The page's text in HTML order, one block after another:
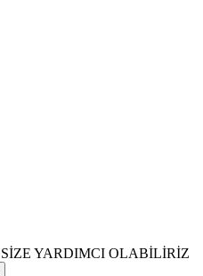
YARDIMCI OLABİLİRİZ